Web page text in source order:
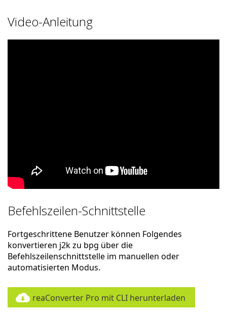
Video-Anleitung
Befehlszeilen-Schnittstelle
Fortgeschrittene Benutzer können Folgendes
konvertieren j2k zu bpg über die
Befehlszeilenschnittstelle im manuellen oder
automatisierten Modus.
reaConverter Pro mit CLI herunterladen